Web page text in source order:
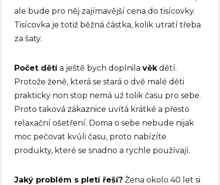
ale bude pro něj zajímavější cena do tisícovky.
Tisícovka je totiž běžná částka, kolik utratí třeba
za šaty.
Počet dětía ještě bych doplnilavěk dětí.
Protože ženě, která se stará o dvě malé děti
prakticky non stop nemá už tolik času pro sebe.
Proto taková zákaznice uvítá krátké a přesto
relaxační ošetření. Doma o sebe nebude nijak
moc pečovat kvůli času, proto nabízíte
produkty, které se snadno a rychle používají.
Jaký problém s pletí řeší? Žena okolo 40 let si